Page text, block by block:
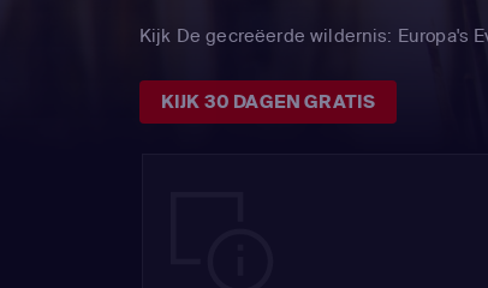
Kijk De gecreëerde wildernis: Europa's
KIJK 30 DAGEN GRATIS